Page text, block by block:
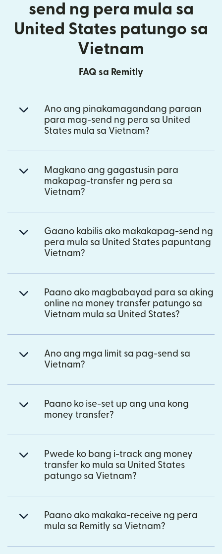
send ng pera mula sa
United States patungo sa
Vietnam
FAQ sa Remitly
Ano ang pinakamagandang paraan
para mag-send ng pera sa United
States mula sa Vietnam?
Magkano ang gagastusin para
makapag-transfer ng pera sa
Vietnam?
Gaano kabilis ako makakapag-send ng
pera mula sa United States papuntang
Vietnam?
Paano ako magbabayad para sa aking
online na money transfer patungo sa
Vietnam mula sa United States?
Ano ang mga limit sa pag-send sa
Vietnam?
Paano ko ise-set up ang una kong
money transfer?
Pwede ko bang i-track ang money
transfer ko mula sa United States
patungo sa Vietnam?
Paano ako makaka-receive ng pera
mula sa Remitly sa Vietnam?